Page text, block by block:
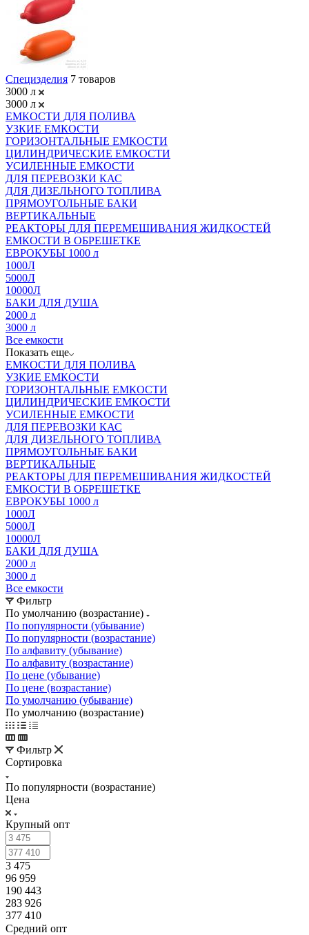
Специзделия 7 товаров
3000 л
3000 л
ЕМКОСТИ ДЛЯ ПОЛИВА
УЗКИЕ ЕМКОСТИ
ГОРИЗОНТАЛЬНЫЕ ЕМКОСТИ
ЦИЛИНДРИЧЕСКИЕ ЕМКОСТИ
УСИЛЕННЫЕ ЕМКОСТИ
ДЛЯ ПЕРЕВОЗКИ КАС
ДЛЯ ДИЗЕЛЬНОГО ТОПЛИВА
ПРЯМОУГОЛЬНЫЕ БАКИ
ВЕРТИКАЛЬНЫЕ
РЕАКТОРЫ ДЛЯ ПЕРЕМЕШИВАНИЯ ЖИДКОСТЕЙ
ЕМКОСТИ В ОБРЕШЕТКЕ
ЕВРОКУБЫ 1000 л
1000Л
5000Л
10000Л
БАКИ ДЛЯ ДУША
2000 л
3000 л
Все емкости
Показать еще
ЕМКОСТИ ДЛЯ ПОЛИВА
УЗКИЕ ЕМКОСТИ
ГОРИЗОНТАЛЬНЫЕ ЕМКОСТИ
ЦИЛИНДРИЧЕСКИЕ ЕМКОСТИ
УСИЛЕННЫЕ ЕМКОСТИ
ДЛЯ ПЕРЕВОЗКИ КАС
ДЛЯ ДИЗЕЛЬНОГО ТОПЛИВА
ПРЯМОУГОЛЬНЫЕ БАКИ
ВЕРТИКАЛЬНЫЕ
РЕАКТОРЫ ДЛЯ ПЕРЕМЕШИВАНИЯ ЖИДКОСТЕЙ
ЕМКОСТИ В ОБРЕШЕТКЕ
ЕВРОКУБЫ 1000 л
1000Л
5000Л
10000Л
БАКИ ДЛЯ ДУША
2000 л
3000 л
Все емкости
Фильтр
По умолчанию (возрастание)
По популярности (убывание)
По популярности (возрастание)
По алфавиту (убывание)
По алфавиту (возрастание)
По цене (убывание)
По цене (возрастание)
По умолчанию (убывание)
По умолчанию (возрастание)
Фильтр
Сортировка
По популярности (возрастание)
Цена
Крупный опт
3 475
96 959
190 443
283 926
377 410
Средний опт